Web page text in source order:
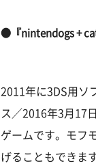
●『nintendogs +
2011年に3DS用ソ
ス／2016年3月17
ゲームです。モフ
げることもできま